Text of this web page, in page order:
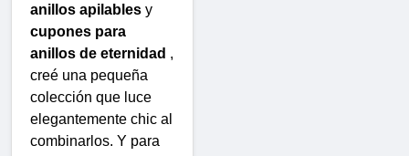
anillos apilables y
cupones para
anillos de eternidad ,
creé una pequeña
colección que luce
elegantemente chic al
combinarlos. Y para